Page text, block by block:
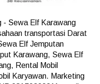
- Sewa Elf Karawang
transportasi Darat
Elf Jemputan
Karawang, Sewa Elf
Rental Mobil
Karyawan. Marketing